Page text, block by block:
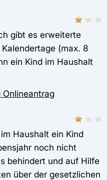
gibt es erweiterte
(max. 8
ein Kind im Haushalt
Onlineantrag
Haushalt ein Kind
noch nicht
behindert und auf Hilfe
über der gesetzlichen